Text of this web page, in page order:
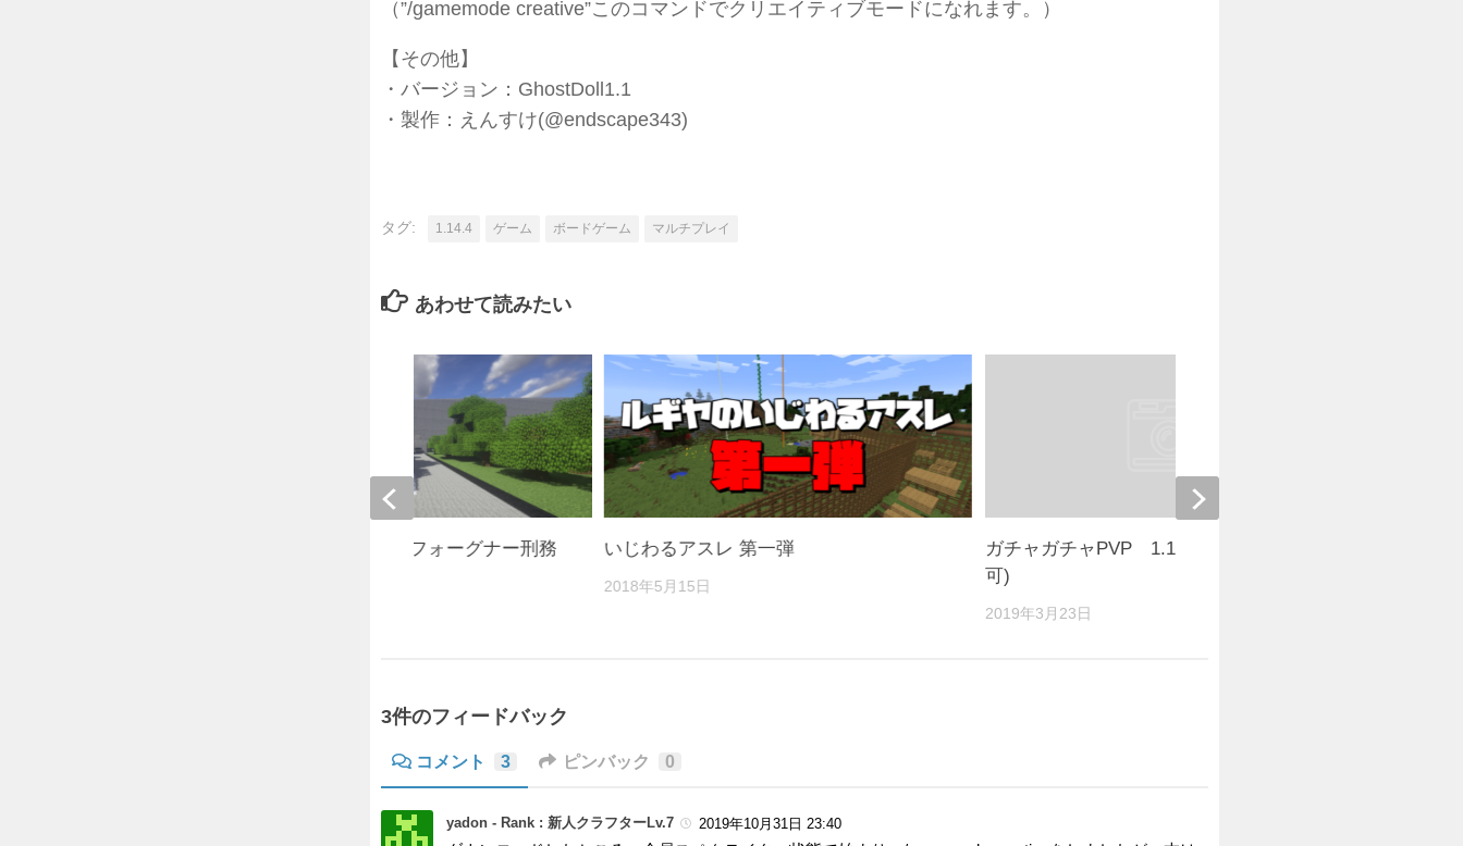
（”/gamemode creative”このコマンドでクリエイティブモードになれます。）
【その他】
・バージョン：GhostDoll1.1
・製作：えんすけ(@endscape343)
タグ: 1.14.4 ゲーム ボードゲーム マルチプレイ
あわせて読みたい
いじわるアスレ 第一弾
2018年5月15日
ガチャガチャPVP 1.13.2 (他Ver動作不
可)
2019年3月23日
【謎解き脱出マップ】フォーグナー刑務
3件のフィードバック
コメント 3 ピンバック 0
yadon - Rank : 新人クラフターLv.7 2019年10月31日 23:40